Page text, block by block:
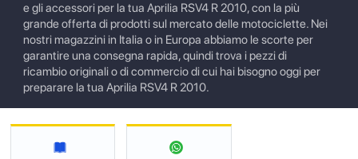
e gli accessori per la tua Aprilia RSV4 R 2010, con la più
grande offerta di prodotti sul mercato delle motociclette. Nei
nostri magazzini in Italia o in Europa abbiamo le scorte per
garantire una consegna rapida, quindi trova i pezzi di
ricambio originali o di commercio di cui hai bisogno oggi per
preparare la tua Aprilia RSV4 R 2010.